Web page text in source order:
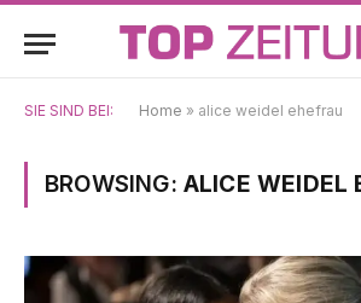
SIE SIND BEI: Home » alice weidel ehefrau
BROWSING: ALICE WEIDEL